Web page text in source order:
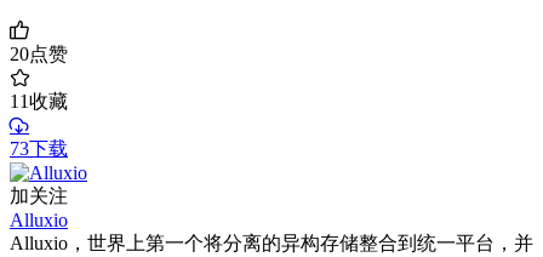
20点赞
11收藏
73下载
加关注
Alluxio
Alluxio，世界上第一个将分离的异构存储整合到统一平台，并